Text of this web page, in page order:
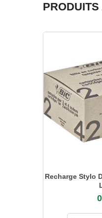
Recharge Stylo